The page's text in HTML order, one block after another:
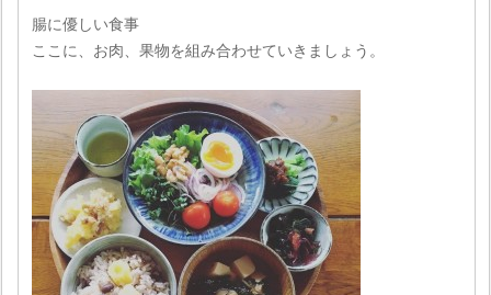
腸に優しい食事
ここに、お肉、果物を組み合わせていきましょう。